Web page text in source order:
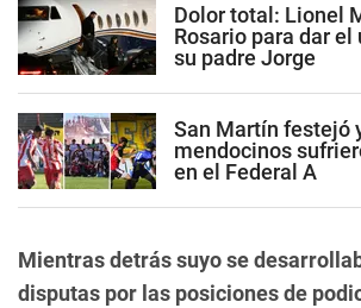
Dolor total: Lionel
Rosario para dar
su padre Jorge
San Martín festejó
mendocinos
en el Federal A
Mientras detrás suyo se
disputas por las posiciones de